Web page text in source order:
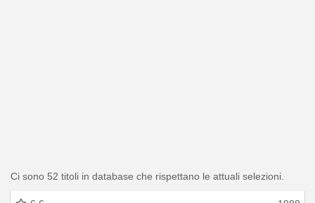
Ci sono 52 titoli in database che rispettano le attuali selezioni.